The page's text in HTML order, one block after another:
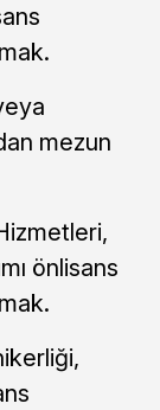
mezun
önlisans